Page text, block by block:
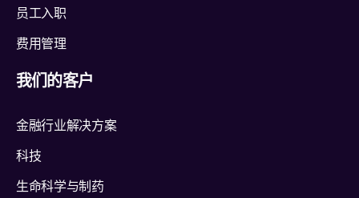
员工入职
费用管理
我们的客户
金融行业解决方案
科技
生命科学与制药